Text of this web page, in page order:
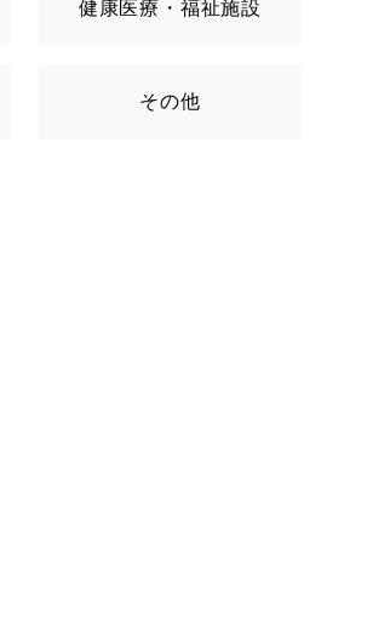
健康医療・福祉施設
その他